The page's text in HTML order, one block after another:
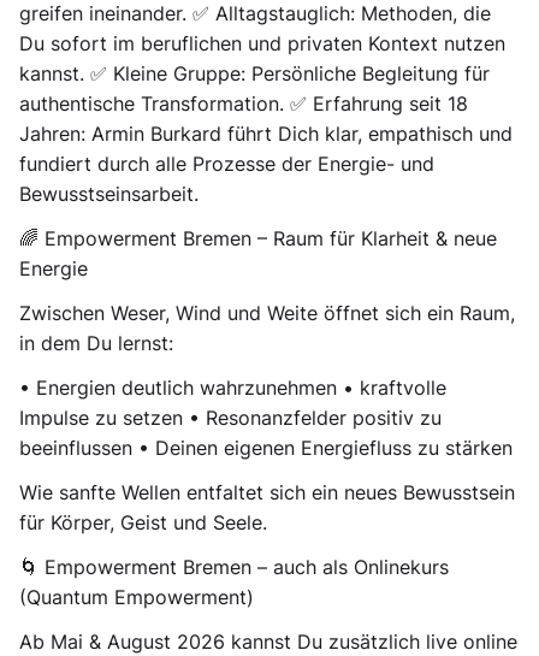
greifen ineinander. ✅ Alltagstauglich: Methoden, die
Du sofort im beruflichen und privaten Kontext nutzen
kannst. ✅ Kleine Gruppe: Persönliche Begleitung für
authentische Transformation. ✅ Erfahrung seit 18
Jahren: Armin Burkard führt Dich klar, empathisch und
fundiert durch alle Prozesse der Energie- und
Bewusstseinsarbeit.
🌈 Empowerment Bremen – Raum für Klarheit & neue
Energie
Zwischen Weser, Wind und Weite öffnet sich ein Raum,
in dem Du lernst:
• Energien deutlich wahrzunehmen • kraftvolle
Impulse zu setzen • Resonanzfelder positiv zu
beeinflussen • Deinen eigenen Energiefluss zu stärken
Wie sanfte Wellen entfaltet sich ein neues Bewusstsein
für Körper, Geist und Seele.
🌀 Empowerment Bremen – auch als Onlinekurs
(Quantum Empowerment)
Ab Mai & August 2026 kannst Du zusätzlich live online